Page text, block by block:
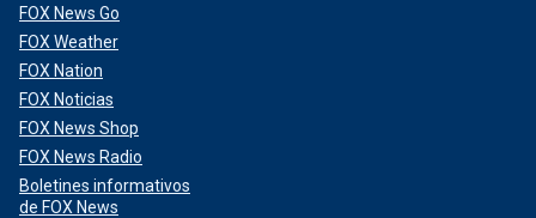
FOX News Go
FOX Weather
FOX Nation
FOX Noticias
FOX News Shop
FOX News Radio
Boletines informativos
de FOX News